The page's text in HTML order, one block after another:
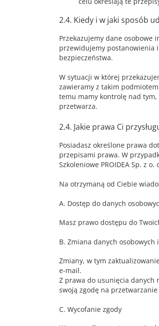
2.4. Kiedy i w jaki sposób
Przekazujemy dane osobowe
przewidujemy postanowienia
bezpieczeństwa.
W sytuacji w której
zawieramy z takim
temu mamy kontrolę nad
przetwarza.
2.4. Jakie prawa Ci
Posiadasz określone prawa
przepisami prawa. W
Szkoleniowe PROIDEA Sp. z
Na otrzymaną od Ciebie
A. Dostęp do danych
Masz prawo dostępu do
B. Zmiana danych
Zmiany, w tym
e-mail.
Z prawa do usunięcia danych
swoją zgodę na
C. Wycofanie zgody